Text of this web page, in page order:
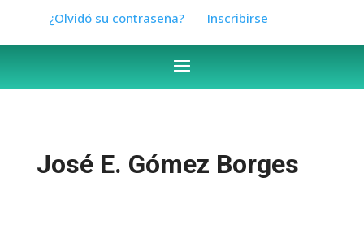
¿Olvidó su contraseña? Inscribirse
José E. Gómez Borges